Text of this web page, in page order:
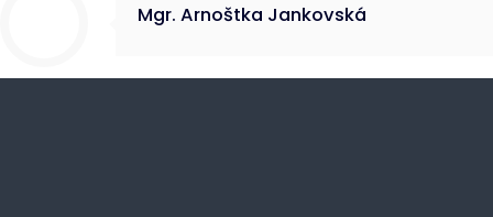
Mgr. Arnoštka Jankovská